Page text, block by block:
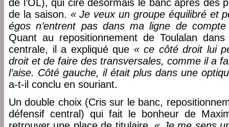
de l’OL), qui cire désormais le banc après des
de la saison. « Je veux un groupe équilibré et
égos n’entrent pas dans ma ligne de
Quant au repositionnement de Toulalan
centrale, il a expliqué que « ce côté droit lui
droit et de faire des transversales, comme il a
l’aise. Côté gauche, il était plus dans une
a-t-il conclu en souriant.
Un double choix (Cris sur le banc,
défensif central) qui fait le bonheur de